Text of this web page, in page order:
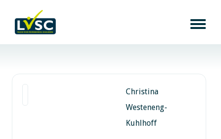
Christina
Westeneng-
Kuhlhoff